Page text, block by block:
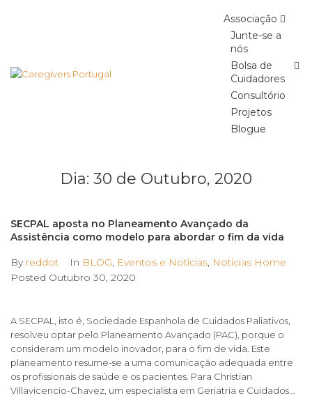
Associação
Junte-se a
nós
Bolsa de
Cuidadores
Consultório
Projetos
Blogue
Dia: 30 de Outubro, 2020
SECPAL aposta no Planeamento Avançado da
Assistência como modelo para abordar o fim da vida
By reddot In BLOG, Eventos e Notícias, Notícias Home
Posted Outubro 30, 2020
A SECPAL, isto é, Sociedade Espanhola de Cuidados Paliativos,
resolveu optar pelo Planeamento Avançado (PAC), porque o
consideram um modelo inovador, para o fim de vida. Este
planeamento resume-se a uma comunicação adequada entre
os profissionais de saúde e os pacientes. Para Christian
Villavicencio-Chavez, um especialista em Geriatria e Cuidados...